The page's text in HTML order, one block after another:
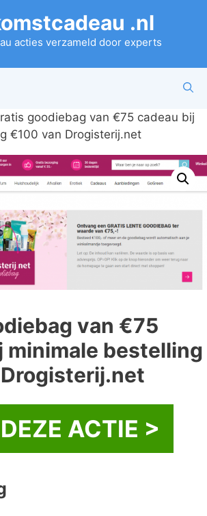
.nl
acties verzameld door experts
goodiebag van €75 cadeau bij
€100 van Drogisterij.net
van €75
minimale bestelling
ACTIE >